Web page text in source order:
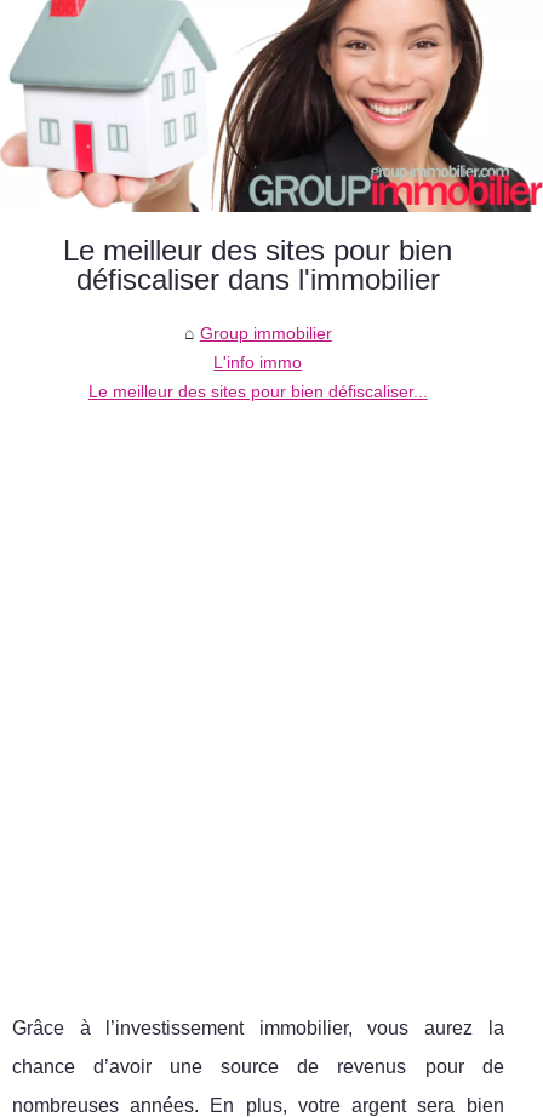
Le meilleur des sites pour bien
défiscaliser dans l'immobilier
Group immobilier
L'info immo
Le meilleur des sites pour bien défiscaliser...
Grâce à l’investissement immobilier, vous aurez la
chance d’avoir une source de revenus pour de
nombreuses années. En plus, votre argent sera bien